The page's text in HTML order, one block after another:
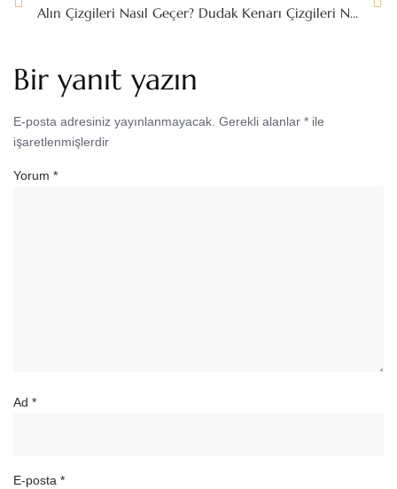
Alın Çizgileri Nasıl Geçer? Dudak Kenarı Çizgileri Nasıl Yok Olur?
Bir yanıt yazın
E-posta adresiniz yayınlanmayacak. Gerekli alanlar * ile
işaretlenmişlerdir
Yorum *
Ad *
E-posta *